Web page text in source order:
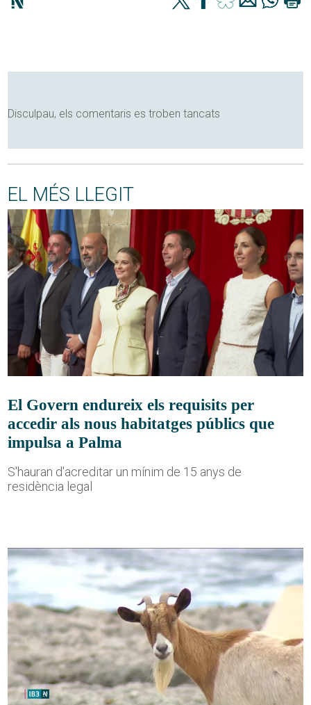
Disculpau, els comentaris es troben tancats
EL MÉS LLEGIT
El Govern endureix els requisits per
accedir als nous habitatges públics que
impulsa a Palma
S'hauran d'acreditar un mínim de 15 anys de
residència legal